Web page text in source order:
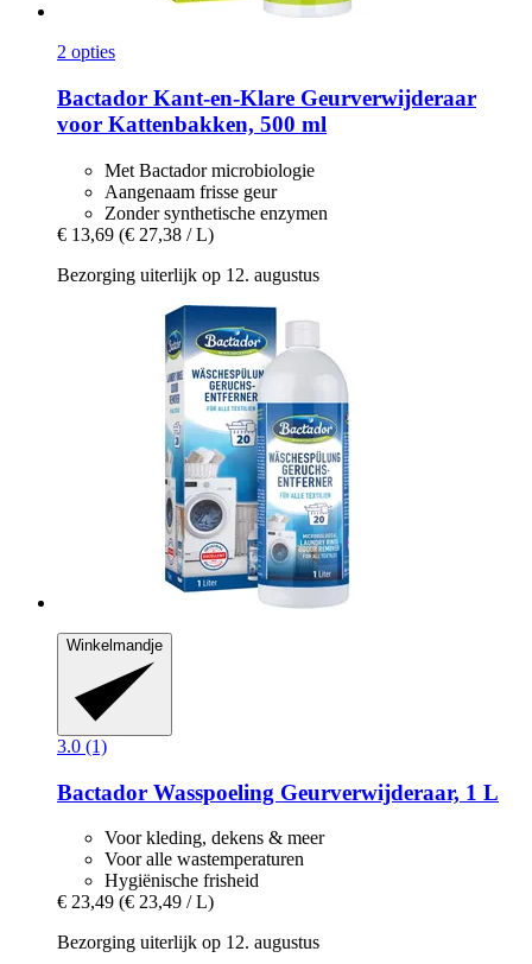
2 opties
Bactador Kant-​en-​Klare Geurverwijderaar
voor Kattenbakken, 500 ml
Met Bactador microbiologie
Aangenaam frisse geur
Zonder synthetische enzymen
€ 13,69 (€ 27,38 / L)
Bezorging uiterlijk op 12. augustus
Winkelmandje
3.0 (1)
Bactador Wasspoeling Geurverwijderaar, 1 L
Voor kleding, dekens & meer
Voor alle wastemperaturen
Hygiënische frisheid
€ 23,49 (€ 23,49 / L)
Bezorging uiterlijk op 12. augustus